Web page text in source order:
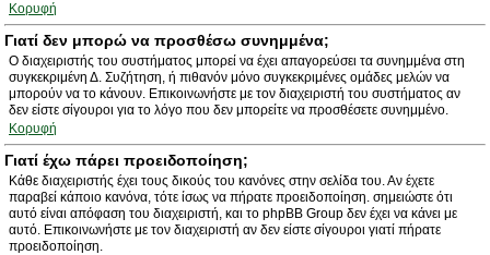
Κορυφή
Γιατί δεν μπορώ να προσθέσω συνημμένα;
Ο διαχειριστής του συστήματος μπορεί να έχει απαγορεύσει τα συνημμένα στη
συγκεκριμένη Δ. Συζήτηση, ή πιθανόν μόνο συγκεκριμένες ομάδες μελών να
μπορούν να το κάνουν. Επικοινωνήστε με τον διαχειριστή του συστήματος αν
δεν είστε σίγουροι για το λόγο που δεν μπορείτε να προσθέσετε συνημμένο.
Κορυφή
Γιατί έχω πάρει προειδοποίηση;
Κάθε διαχειριστής έχει τους δικούς του κανόνες στην σελίδα του. Αν έχετε
παραβεί κάποιο κανόνα, τότε ίσως να πήρατε προειδοποίηση. σημειώστε ότι
αυτό είναι απόφαση του διαχειριστή, και το phpBB Group δεν έχει να κάνει με
αυτό. Επικοινωνήστε με τον διαχειριστή αν δεν είστε σίγουροι γιατί πήρατε
προειδοποίηση.